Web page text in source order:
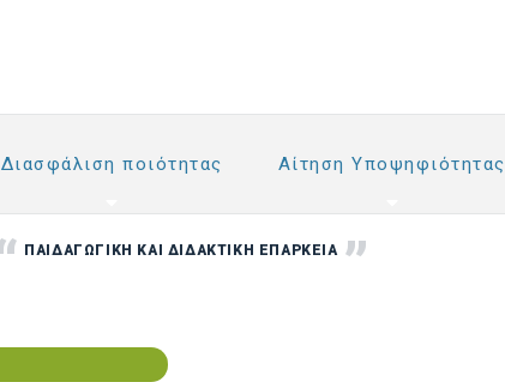
Διασφάλιση ποιότητας Αίτηση Υποψηφιότητας
ΠΑΙΔΑΓΩΓΙΚΉ ΚΑΙ ΔΙΔΑΚΤΙΚΉ ΕΠΆΡΚΕΙΑ